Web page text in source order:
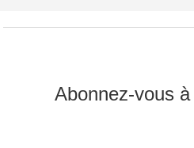
Abonnez-vous